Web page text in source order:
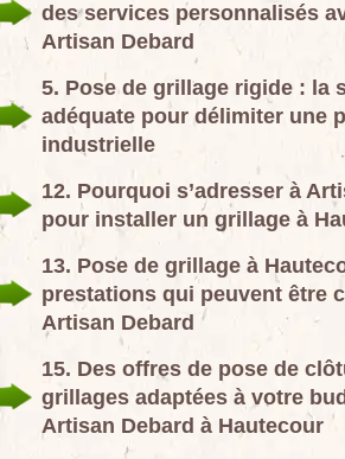
des services personnalisés
Artisan Debard
5. Pose de grillage rigide : la
adéquate pour délimiter une
industrielle
12. Pourquoi s’adresser à
pour installer un grillage à
13. Pose de grillage à
prestations qui peuvent être
Artisan Debard
15. Des offres de pose de
grillages adaptées à votre
Artisan Debard à Hautecour